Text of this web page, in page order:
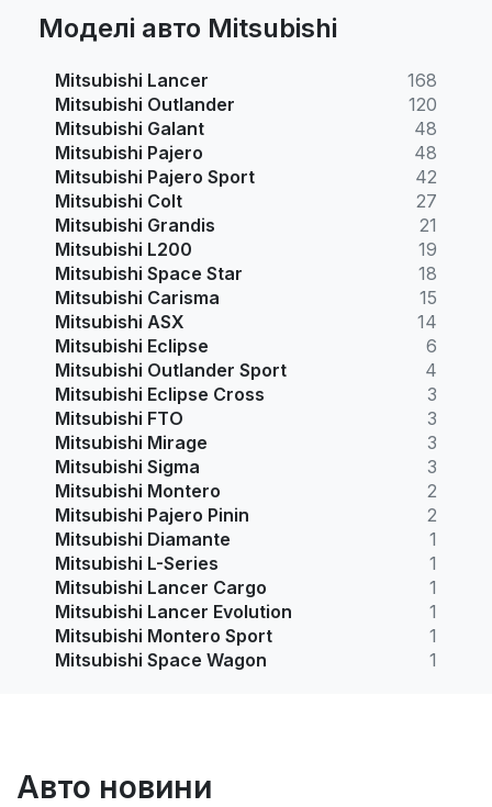
Моделі авто Mitsubishi
Mitsubishi Lancer
168
Mitsubishi Outlander
120
Mitsubishi Galant
48
Mitsubishi Pajero
48
Mitsubishi Pajero Sport
42
Mitsubishi Colt
27
Mitsubishi Grandis
21
Mitsubishi L200
19
Mitsubishi Space Star
18
Mitsubishi Carisma
15
Mitsubishi ASX
14
Mitsubishi Eclipse
6
Mitsubishi Outlander Sport
4
Mitsubishi Eclipse Cross
3
Mitsubishi FTO
3
Mitsubishi Mirage
3
Mitsubishi Sigma
3
Mitsubishi Montero
2
Mitsubishi Pajero Pinin
2
Mitsubishi Diamante
1
Mitsubishi L-Series
1
Mitsubishi Lancer Cargo
1
Mitsubishi Lancer Evolution
1
Mitsubishi Montero Sport
1
Mitsubishi Space Wagon
1
Авто новини